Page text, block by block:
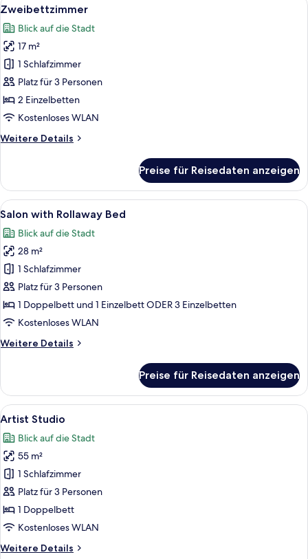
Fotos
für
Zweibettzimmer
anzeigen
8
Zweibettzimmer
Blick auf die Stadt
17 m²
1 Schlafzimmer
Platz für 3 Personen
2 Einzelbetten
Kostenloses WLAN
Weitere Details
Weitere
Preise für Reisedaten anzeigen
Alle
Fotos
für
Salon
with
Rollaway
Bed
anzeigen
Ein Hotelzimmer mit zwei Betten,
6
Salon with Rollaway Bed
Blick auf die Stadt
28 m²
1 Schlafzimmer
Platz für 3 Personen
1 Doppelbett und 1 Einzelbett ODER 3 Einzelbetten
Kostenloses WLAN
Weitere Details
Weitere
with
Rollaway
Bed
Preise für Reisedaten anzeigen
Alle
Fotos
für
Artist
Studio
anzeigen
Ein Hotelzimmer mit einem großen
8
Artist Studio
Blick auf die Stadt
55 m²
1 Schlafzimmer
Platz für 3 Personen
1 Doppelbett
Kostenloses WLAN
Weitere Details
Weitere